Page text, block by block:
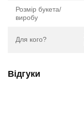
Розмір букета/
виробу
Для кого?
Відгуки